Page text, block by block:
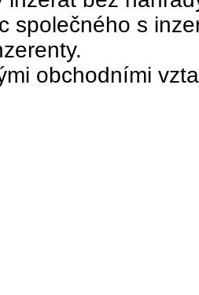
společného s
obchodními